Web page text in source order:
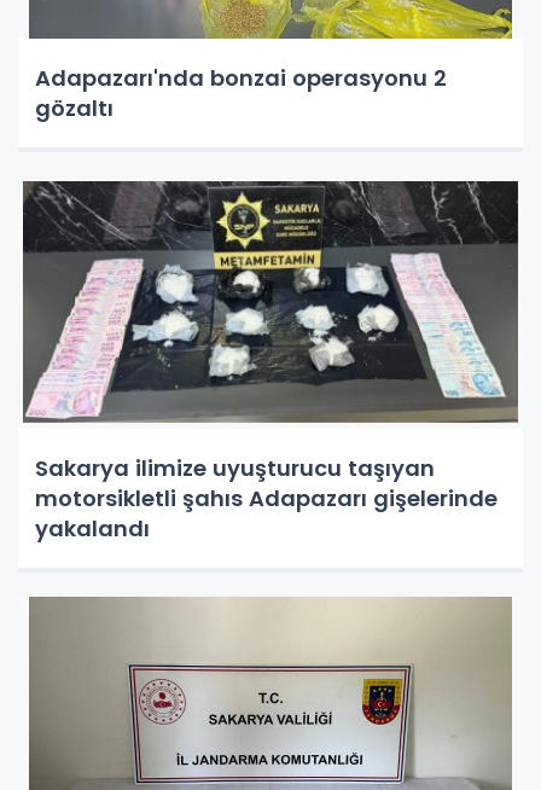
Adapazarı'nda bonzai operasyonu 2
gözaltı
Sakarya ilimize uyuşturucu taşıyan
motorsikletli şahıs Adapazarı gişelerinde
yakalandı